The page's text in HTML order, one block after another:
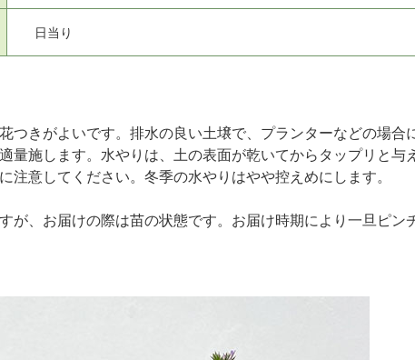
日当り
つきがよいです。排水の良い土壌で、プランターなどの場合
量施します。水やりは、土の表面が乾いてからタップリと
注意してください。冬季の水やりはやや控えめにします。
が、お届けの際は苗の状態です。お届け時期により一旦ピン